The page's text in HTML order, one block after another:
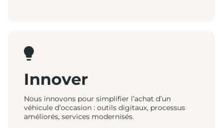
Innover
Nous innovons pour simplifier l’achat d’un
véhicule d’occasion : outils digitaux, processus
améliorés, services modernisés.